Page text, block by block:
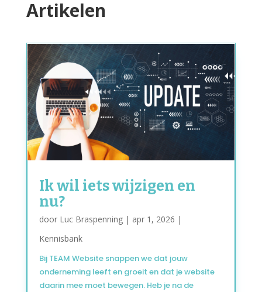
Artikelen
Ik wil iets wijzigen en
nu?
door Luc Braspenning| apr 1, 2026 |
Kennisbank
Bij TEAM Website snappen we dat jouw
onderneming leeft en groeit en dat je website
daarin mee moet bewegen. Heb je na de